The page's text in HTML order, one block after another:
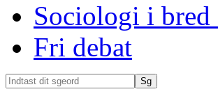
Sociologi i bred
Fri debat